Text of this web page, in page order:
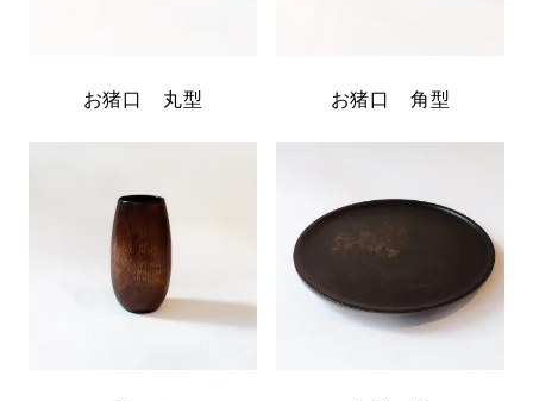
お猪口 丸型 お猪口 角型